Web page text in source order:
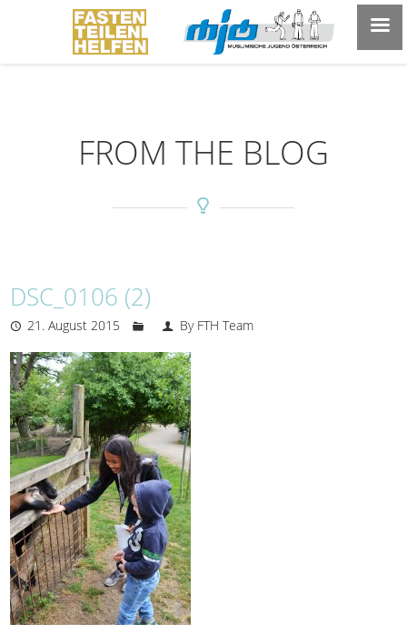
FROM THE BLOG
DSC_0106 (2)
21. August 2015 By FTH Team